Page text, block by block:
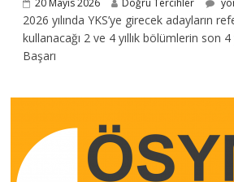
20 Mayıs 2026 Doğru Tercihler
2026 yılında YKS’ye girecek adayların
kullanacağı 2 ve 4 yıllık bölümlerin son
Başarı